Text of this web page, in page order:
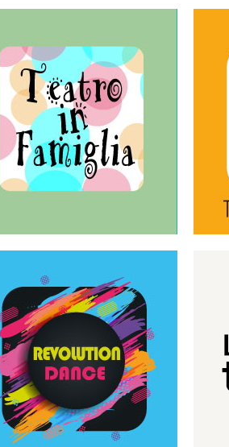
Teatro in famiglia
Teatro In Famiglia è una
rassegna di teatro concepita
per far condividere e godere
del teatro all’intera famiglia.
Continua
Revolution Dance
Rassegna di danza
contemporanea – I Edizione
Continua